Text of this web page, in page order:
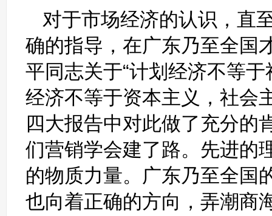
对于市场经济的认识，直
确的指导，在广东乃至全国
平同志关于“计划经济不等
经济不等于资本主义，社会
四大报告中对此做了充分的
们营销学会建了路。先进的
的物质力量。广东乃至全国
也向着正确的方向，弄潮商